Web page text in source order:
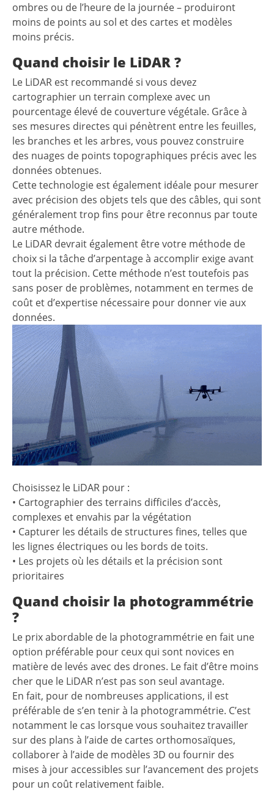
ombres ou de l’heure de la journée – produiront
moins de points au sol et des cartes et modèles
moins précis.
Quand choisir le LiDAR ?
Le LiDAR est recommandé si vous devez
cartographier un terrain complexe avec un
pourcentage élevé de couverture végétale. Grâce à
ses mesures directes qui pénètrent entre les feuilles,
les branches et les arbres, vous pouvez construire
des nuages de points topographiques précis avec les
données obtenues.
Cette technologie est également idéale pour mesurer
avec précision des objets tels que des câbles, qui sont
généralement trop fins pour être reconnus par toute
autre méthode.
Le LiDAR devrait également être votre méthode de
choix si la tâche d’arpentage à accomplir exige avant
tout la précision. Cette méthode n’est toutefois pas
sans poser de problèmes, notamment en termes de
coût et d’expertise nécessaire pour donner vie aux
données.
Choisissez le LiDAR pour :
• Cartographier des terrains difficiles d’accès,
complexes et envahis par la végétation
• Capturer les détails de structures fines, telles que
les lignes électriques ou les bords de toits.
• Les projets où les détails et la précision sont
prioritaires
Quand choisir la photogrammétrie
?
Le prix abordable de la photogrammétrie en fait une
option préférable pour ceux qui sont novices en
matière de levés avec des drones. Le fait d’être moins
cher que le LiDAR n’est pas son seul avantage.
En fait, pour de nombreuses applications, il est
préférable de s’en tenir à la photogrammétrie. C’est
notamment le cas lorsque vous souhaitez travailler
sur des plans à l’aide de cartes orthomosaïques,
collaborer à l’aide de modèles 3D ou fournir des
mises à jour accessibles sur l’avancement des projets
pour un coût relativement faible.